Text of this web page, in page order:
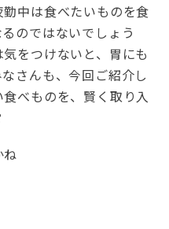
中は食べたいものを食
のではないでしょう
をつけないと、胃にも
さんも、今回ご紹介し
べものを、賢く取り入
ね